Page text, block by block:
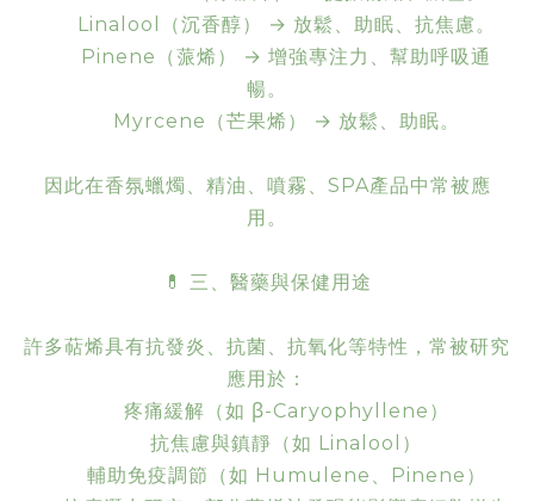
Linalool（沉香醇） → 放鬆、助眠、抗焦慮。
Pinene（蒎烯） → 增強專注力、幫助呼吸通
暢。
Myrcene（芒果烯） → 放鬆、助眠。
因此在香氛蠟燭、精油、噴霧、SPA產品中常被應
用。
💊 三、醫藥與保健用途
許多萜烯具有抗發炎、抗菌、抗氧化等特性，常被研究
應用於：
疼痛緩解（如 β-Caryophyllene）
抗焦慮與鎮靜（如 Linalool）
輔助免疫調節（如 Humulene、Pinene）